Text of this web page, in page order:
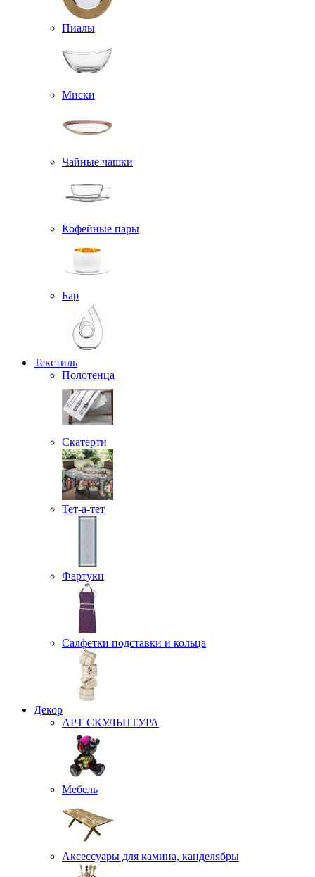
Пиалы
Миски
Чайные чашки
Кофейные пары
Бар
Текстиль
Полотенца
Скатерти
Тет-а-тет
Фартуки
Салфетки подставки и кольца
Декор
АРТ СКУЛЬПТУРА
Мебель
Аксессуары для камина, канделябры